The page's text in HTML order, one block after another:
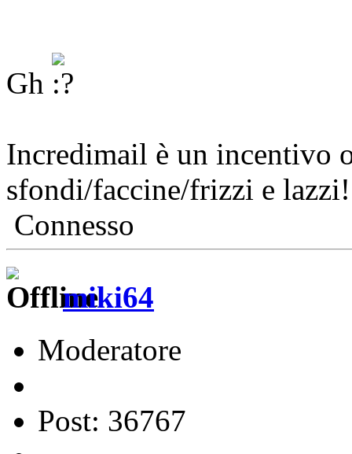
Gh
Incredimail è un incentivo
sfondi/faccine/frizzi e lazzi!
Connesso
miki64
Moderatore
Post: 36767